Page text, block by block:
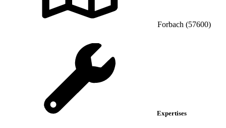
Forbach (57600)
Expertises